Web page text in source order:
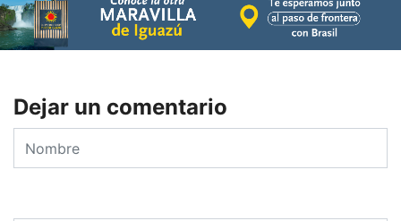
Dejar un comentario